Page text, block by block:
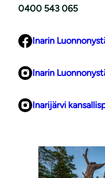
0400 543 065
Inarin
Inarin
Inarijärvi